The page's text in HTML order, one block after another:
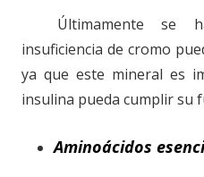
Últimamente se
insuficiencia de cromo
ya que este mineral es
insulina pueda cumplir su
Aminoácidos